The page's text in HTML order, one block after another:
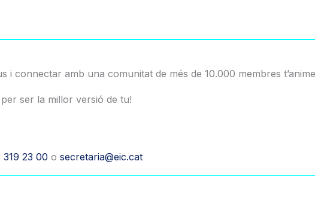
i connectar amb una comunitat de més de 10.000 membres
ser la millor versió de tu!
319 23 00 o secretaria@eic.cat